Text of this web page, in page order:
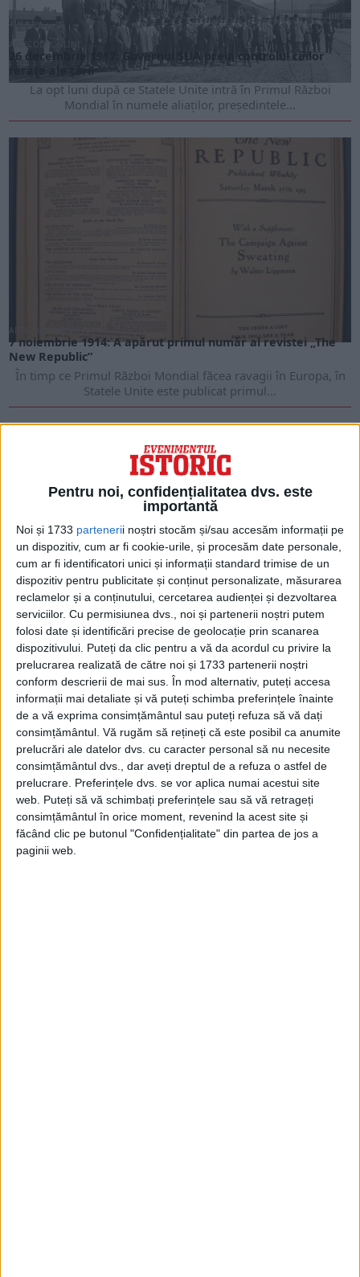
Pentru noi, confidențialitatea dvs. este
importantă
Noi și 1733 partenerii noștri stocăm și/sau accesăm informații pe
un dispozitiv, cum ar fi cookie-urile, și procesăm date personale,
cum ar fi identificatori unici și informații standard trimise de un
dispozitiv pentru publicitate și conținut personalizate, măsurarea
reclamelor și a conținutului, cercetarea audienței și dezvoltarea
serviciilor. Cu permisiunea dvs., noi și partenerii noștri putem
folosi date și identificări precise de geolocație prin scanarea
dispozitivului. Puteți da clic pentru a vă da acordul cu privire la
prelucrarea realizată de către noi și 1733 partenerii noștri
conform descrierii de mai sus. În mod alternativ, puteți accesa
informații mai detaliate și vă puteți schimba preferințele înainte
de a vă exprima consimțământul sau puteți refuza să vă dați
consimțământul. Vă rugăm să rețineți că este posibil ca anumite
prelucrări ale datelor dvs. cu caracter personal să nu necesite
consimțământul dvs., dar aveți dreptul de a refuza o astfel de
prelucrare. Preferințele dvs. se vor aplica numai acestui site
web. Puteți să vă schimbați preferințele sau să vă retrageți
consimțământul în orice moment, revenind la acest site și
făcând clic pe butonul "Confidențialitate" din partea de jos a
paginii web.
ARTICOLE ONLINE
26 decembrie 1917: Guvernul SUA preia controlul căilor
ferate ale țării
La opt luni după ce Statele Unite intră în Primul Război
Mondial în numele aliaților, președintele...
ARTICOLE ONLINE
7 noiembrie 1914: A apărut primul număr al revistei „The
New Republic”
În timp ce Primul Război Mondial făcea ravagii în Europa, în
Statele Unite este publicat primul...
ARTICOLE ONLINE
Cum a fost pusă în aplicare Prohibiția? Legea Volstead care
a trecut peste veto-ul președintelui Woodrow Wilson
Congresul adoptă Legea Volstead peste veto-ul președintelui
Woodrow Wilson, la 28 octombrie 1919.